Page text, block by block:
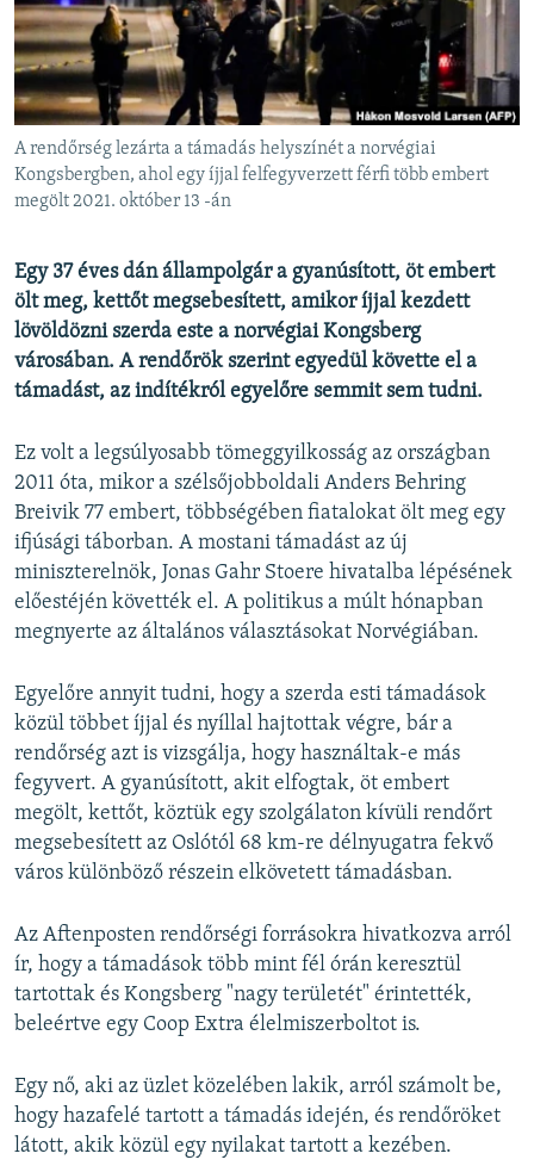
EURÓPAI UNIÓ
VILÁG
KLÍMAVÁLTOZÁS
A MÚLT TANULSÁGAI
KÖVESSEN MINKET!
Valamennyi RFE/RL weboldal
A rendőrség lezárta a támadás helyszínét a norvégiai
Kongsbergben, ahol egy íjjal felfegyverzett férfi több embert
megölt 2021. október 13 -án
Egy 37 éves dán állampolgár a gyanúsított, öt embert
ölt meg, kettőt megsebesített, amikor íjjal kezdett
lövöldözni szerda este a norvégiai Kongsberg
városában. A rendőrök szerint egyedül követte el a
támadást, az indítékról egyelőre semmit sem tudni.
Ez volt a legsúlyosabb tömeggyilkosság az országban
2011 óta, mikor a szélsőjobboldali Anders Behring
Breivik 77 embert, többségében fiatalokat ölt meg egy
ifjúsági táborban. A mostani támadást az új
miniszterelnök, Jonas Gahr Stoere hivatalba lépésének
előestéjén követték el. A politikus a múlt hónapban
megnyerte az általános választásokat Norvégiában.
Egyelőre annyit tudni, hogy a szerda esti támadások
közül többet íjjal és nyíllal hajtottak végre, bár a
rendőrség azt is vizsgálja, hogy használtak-e más
fegyvert. A gyanúsított, akit elfogtak, öt embert
megölt, kettőt, köztük egy szolgálaton kívüli rendőrt
megsebesített az Oslótól 68 km-re délnyugatra fekvő
város különböző részein elkövetett támadásban.
Az Aftenposten rendőrségi forrásokra hivatkozva arról
ír, hogy a támadások több mint fél órán keresztül
tartottak és Kongsberg "nagy területét" érintették,
beleértve egy Coop Extra élelmiszerboltot is.
Egy nő, aki az üzlet közelében lakik, arról számolt be,
hogy hazafelé tartott a támadás idején, és rendőröket
látott, akik közül egy nyilakat tartott a kezében.